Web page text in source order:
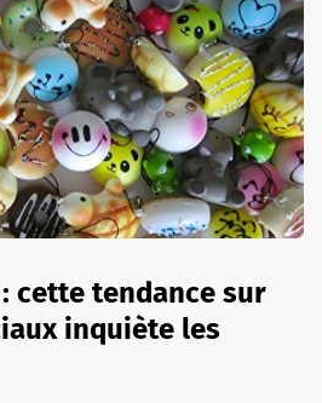
cette tendance sur
inquiète les